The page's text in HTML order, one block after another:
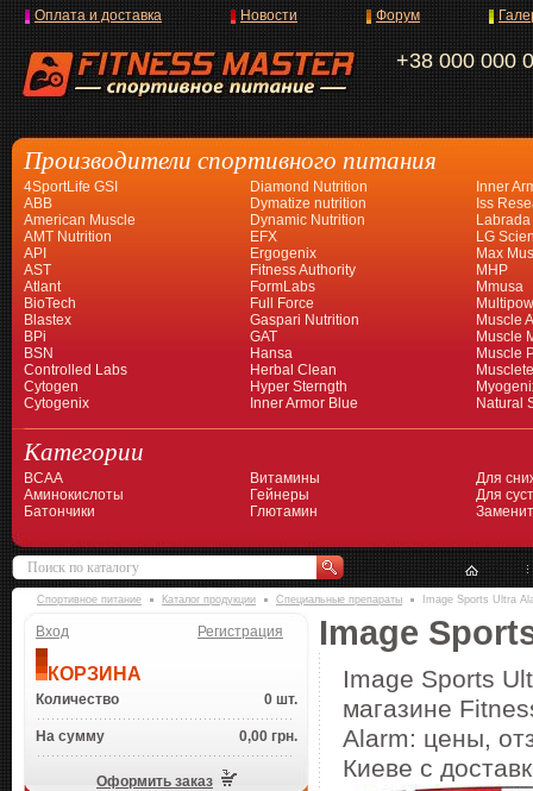
+38 000 000
Оплата и доставка Новости Форум
Производители спортивного питания
4SportLife GSI
ABB
American Muscle
AMT Nutrition
API
AST
Atlant
BioTech
Blastex
BPi
BSN
Controlled Labs
Cytogen
Cytogenix
Diamond Nutrition
Dymatize nutrition
Dynamic Nutrition
EFX
Ergogenix
Fitness Authority
FormLabs
Full Force
Gaspari Nutrition
GAT
Hansa
Herbal Clean
Hyper Sterngth
Inner Armor Blue
Inner
Iss
Labrada
LG
Max
MHP
Mmusa
Muscle
Muscle
Muscle
Natural
Категории
BCAA
Аминокислоты
Батончики
Витамины
Гейнеры
Глютамин
Для
Для
Спортивное питание Каталог продукции Специальные препараты Image Sports Ultra
Вход Регистрация
КОРЗИНА
Количество 0 шт.
На сумму 0,00 грн.
Оформить заказ
Image
Image Sports
магазине
Alarm: цены,
Киеве с